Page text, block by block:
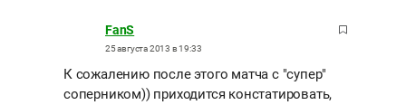
FanS
25 августа 2013 в 19:33
К сожалению после этого матча с "супер"
соперником)) приходится констатировать,